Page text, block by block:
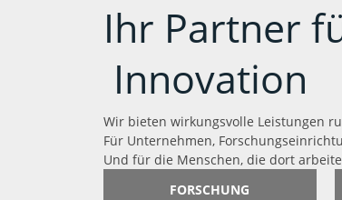
Ihr Partner
Innovation
Wir bieten wirkungsvolle Leistungen
Für Unternehmen,
Und für die Menschen, die dort
FORSCHUNG